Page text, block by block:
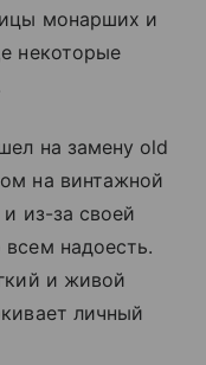
монарших и
некоторые
на замену old
на винтажной
и из-за своей
надоесть.
и живой
личный